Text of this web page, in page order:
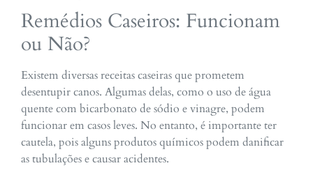
Remédios Caseiros: Funcionam
ou Não?
Existem diversas receitas caseiras que prometem
desentupir canos. Algumas delas, como o uso de água
quente com bicarbonato de sódio e vinagre, podem
funcionar em casos leves. No entanto, é importante ter
cautela, pois alguns produtos químicos podem danificar
as tubulações e causar acidentes.